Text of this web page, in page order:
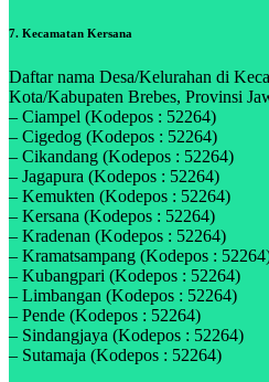
7. Kecamatan Kersana
Daftar nama Desa/Kelurahan di
Kota/Kabupaten Brebes, Provinsi
– Ciampel (Kodepos : 52264)
– Cigedog (Kodepos : 52264)
– Cikandang (Kodepos : 52264)
– Jagapura (Kodepos : 52264)
– Kemukten (Kodepos : 52264)
– Kersana (Kodepos : 52264)
– Kradenan (Kodepos : 52264)
– Kramatsampang (Kodepos :
– Kubangpari (Kodepos : 52264)
– Limbangan (Kodepos : 52264)
– Pende (Kodepos : 52264)
– Sindangjaya (Kodepos : 52264)
– Sutamaja (Kodepos : 52264)